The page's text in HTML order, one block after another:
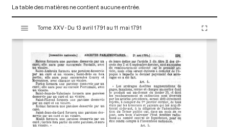
La table des matières ne contient aucune entrée.
s
Tome XXV - Du 13 avril 1791 au 11 mai 1791